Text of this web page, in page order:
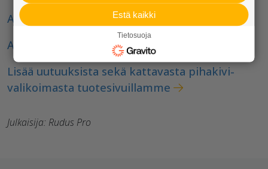
Artik-noppa - tuotekortti
Antikko - tuotekortti
Lisää uutuuksista sekä kattavasta pihakivi-
valikoimasta tuotesivuillamme
Julkaisija: Rudus Pro
Estä kaikki
Tietosuoja